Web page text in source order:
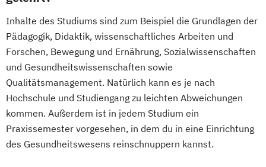
Inhalte des Studiums sind zum Beispiel die Grundlagen der
Pädagogik, Didaktik, wissenschaftliches Arbeiten und
Forschen, Bewegung und Ernährung, Sozialwissenschaften
und Gesundheitswissenschaften sowie
Qualitätsmanagement. Natürlich kann es je nach
Hochschule und Studiengang zu leichten Abweichungen
kommen. Außerdem ist in jedem Studium ein
Praxissemester vorgesehen, in dem du in eine Einrichtung
des Gesundheitswesens reinschnuppern kannst.